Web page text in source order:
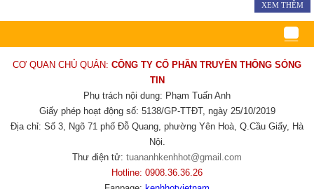
XEM THÊM
CƠ QUAN CHỦ QUẢN: CÔNG TY CỔ PHẦN TRUYỀN THÔNG SÓNG
TIN
Phụ trách nội dung: Phạm Tuấn Anh
Giấy phép hoạt động số: 5138/GP-TTĐT, ngày 25/10/2019
Địa chỉ: Số 3, Ngõ 71 phố Đỗ Quang, phường Yên Hoà, Q.Cầu Giấy, Hà
Nội.
Thư điện tử: tuananhkenhhot@gmail.com
Hotline: 0908.36.36.26